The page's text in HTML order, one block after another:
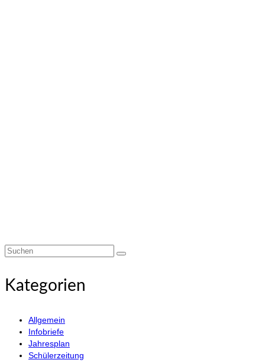
Suchen
Kategorien
Allgemein
Infobriefe
Jahresplan
Schülerzeitung